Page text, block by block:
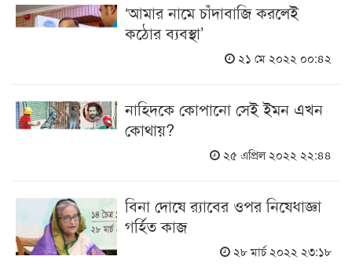
‘আমার নামে চাঁদাবাজি করলেই
কঠোর ব্যবস্থা’
২১ মে ২০২২ ০০:৪২
নাহিদকে কোপানো সেই ইমন এখন
কোথায়?
২৫ এপ্রিল ২০২২ ২২:৪৪
বিনা দোষে র‌্যাবের ওপর নিষেধাজ্ঞা
গর্হিত কাজ
২৮ মার্চ ২০২২ ২৩:১৮